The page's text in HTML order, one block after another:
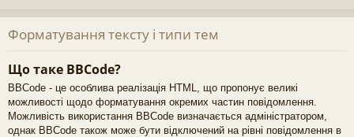
Форматування тексту і типи тем
Що таке BBCode?
BBCode - це особлива реалізація HTML, що пропонує великі
можливості щодо форматування окремих частин повідомлення.
Можливість використання BBCode визначається адміністратором,
однак BBCode також може бути відключений на рівні повідомлення в